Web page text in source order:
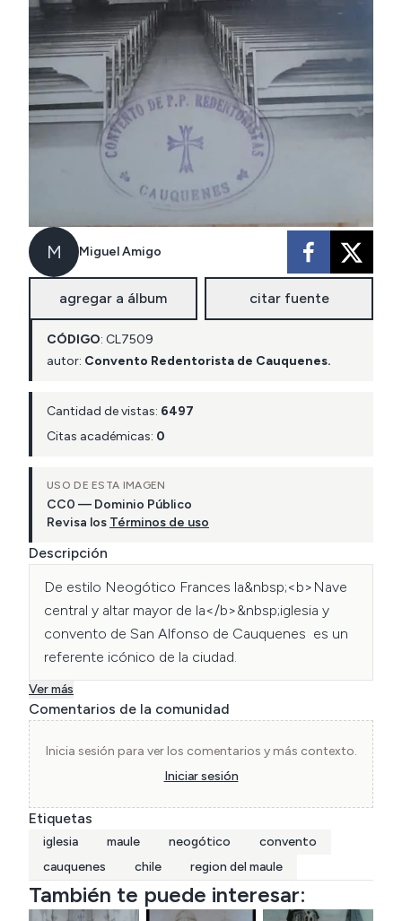
M Miguel Amigo
agregar a álbum citar fuente
CÓDIGO: CL7509
autor: Convento Redentorista de Cauquenes.
Cantidad de vistas: 6497
Citas académicas: 0
USO DE ESTA IMAGEN
CC0 — Dominio Público
Revisa los Términos de uso
Descripción
De estilo Neogótico Frances la&nbsp;<b>Nave
central y altar mayor de la</b>&nbsp;iglesia y
convento de San Alfonso de Cauquenes  es un
referente icónico de la ciudad.
Ver más
Comentarios de la comunidad
Inicia sesión para ver los comentarios y más contexto.
Iniciar sesión
Etiquetas
iglesia maule neogótico
convento
cauquenes
chile region del maule
También te puede interesar: